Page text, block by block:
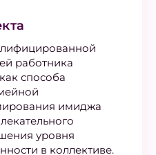
работника
способа
имиджа
уровня
в коллективе.